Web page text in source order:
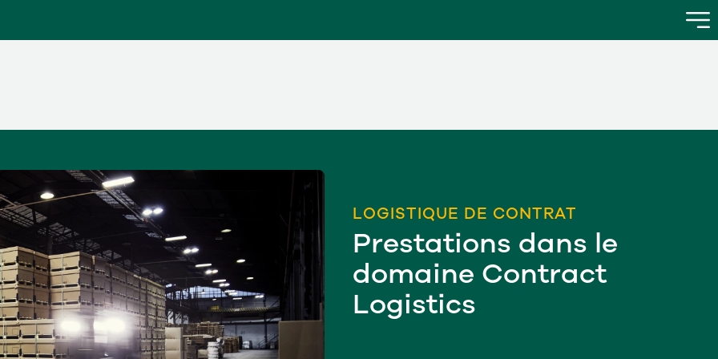
LOGISTIQUE DE CONTRAT
Prestations dans le
domaine Contract
Logistics